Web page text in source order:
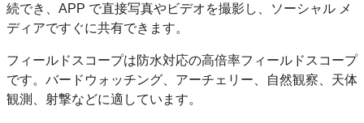
続でき、APP で直接写真やビデオを撮影し、ソーシャル メ
ディアですぐに共有できます。
フィールドスコープは防水対応の高倍率フィールドスコープ
です。バードウォッチング、アーチェリー、自然観察、天体
観測、射撃などに適しています。